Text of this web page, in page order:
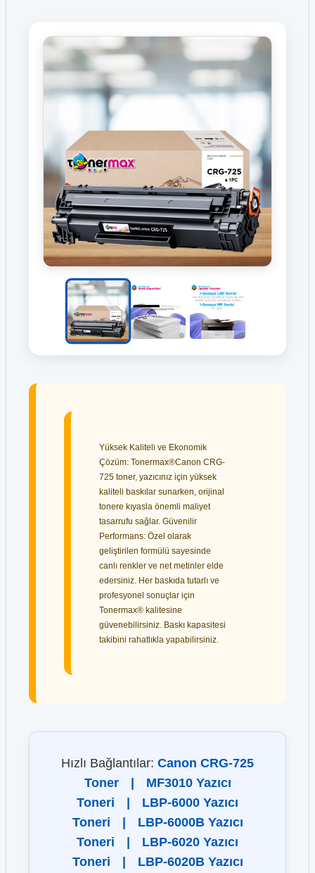
Yüksek Kaliteli ve Ekonomik
Çözüm: Tonermax®Canon CRG-
725 toner, yazıcınız için yüksek
kaliteli baskılar sunarken, orijinal
tonere kıyasla önemli maliyet
tasarrufu sağlar. Güvenilir
Performans: Özel olarak
geliştirilen formülü sayesinde
canlı renkler ve net metinler elde
edersiniz. Her baskıda tutarlı ve
profesyonel sonuçlar için
Tonermax® kalitesine
güvenebilirsiniz. Baskı kapasitesi
takibini rahatlıkla yapabilirsiniz.
Hızlı Bağlantılar: Canon CRG-725
Toner
MF3010 Yazıcı
Toneri
LBP-6000 Yazıcı
Toneri
LBP-6000B Yazıcı
Toneri
LBP-6020 Yazıcı
Toneri
LBP-6020B Yazıcı